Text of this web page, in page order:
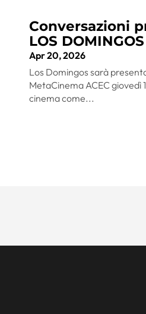
Conversazioni
LOS DOMINGOS
Apr 20, 2026
Los Domingos sarà
MetaCinema ACEC giovedì
cinema come...